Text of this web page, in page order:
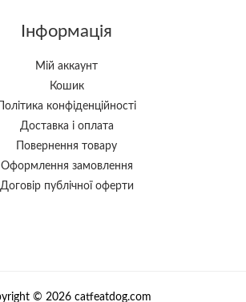
Інформація
Мій аккаунт
Кошик
Політика конфіденційності
Доставка і оплата
Повернення товару
Оформлення замовлення
Договір публічної оферти
© 2026 catfeatdog.com